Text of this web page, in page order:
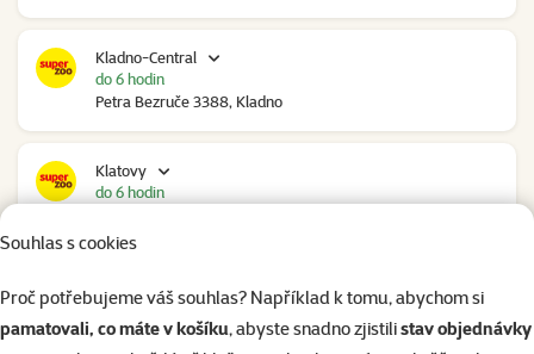
Souhlas s cookies
Proč potřebujeme váš souhlas? Například k tomu, abychom si
pamatovali, co máte v košíku, abyste snadno zjistilistav objednávky
Kladno-Central
Petra Bezruče 3388, Kladno
do 6 hodin
Klatovy
do 6 hodin
Polepská 979, Kolín
do 5 hodin